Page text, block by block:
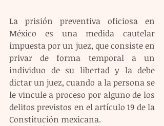
La prisión preventiva oficiosa en
México es una medida cautelar
impuesta por un juez, que consiste en
privar de forma temporal a un
individuo de su libertad y la debe
dictar un juez, cuando a la persona se
le vincule a proceso por alguno de los
delitos previstos en el artículo 19 de la
Constitución mexicana.